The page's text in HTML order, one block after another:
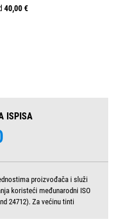
40,00 €
ISPISA
proizvođača i služi
koristeći međunarodni ISO
24712). Za većinu tinti